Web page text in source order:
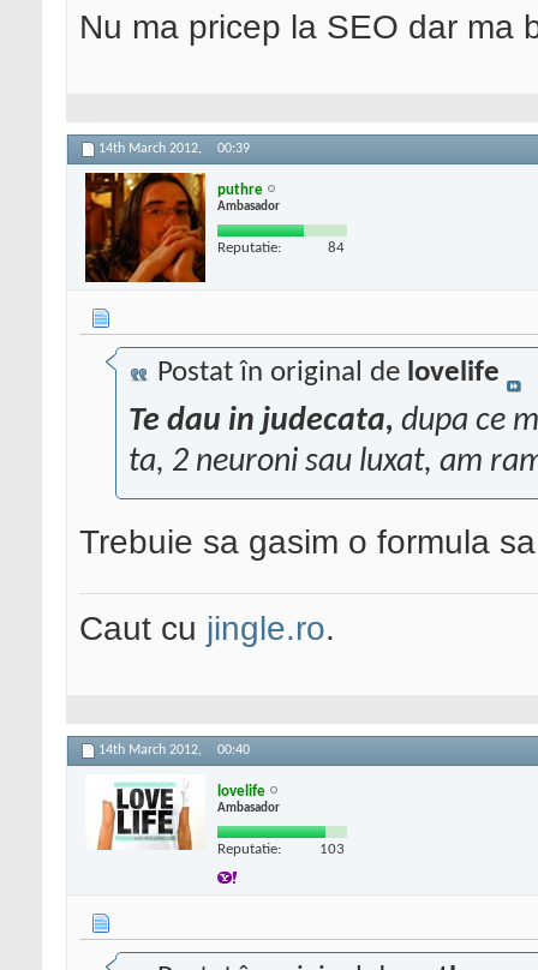
Nu ma pricep la SEO dar ma
14th March 2012, 00:39
puthre
Ambasador
Reputatie: 84
Postat în original de lovelife
Te dau in judecata, dupa ce
ta, 2 neuroni sau luxat, am
Trebuie sa gasim o formula
Caut cu jingle.ro.
14th March 2012, 00:40
lovelife
Ambasador
Reputatie: 103